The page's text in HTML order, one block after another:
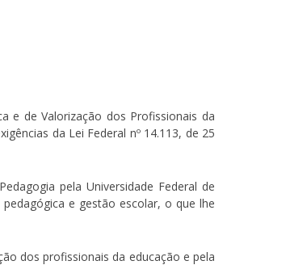
e de Valorização dos Profissionais da
da Lei Federal nº 14.113, de 25
pela Universidade Federal de
e gestão escolar, o que lhe
dos profissionais da educação e pela